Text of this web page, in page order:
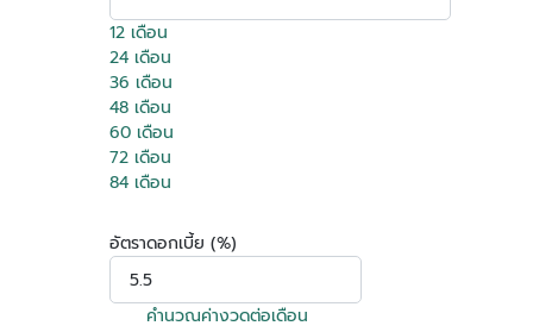
12 เดือน
24 เดือน
36 เดือน
48 เดือน
60 เดือน
72 เดือน
84 เดือน
อัตราดอกเบี้ย (%)
คำนวณค่างวดต่อเดือน